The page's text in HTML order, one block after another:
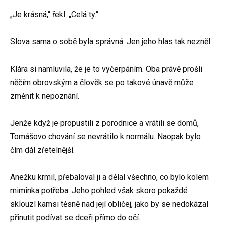
„Je krásná,“ řekl. „Celá ty.“
Slova sama o sobě byla správná. Jen jeho hlas tak nezněl.
Klára si namluvila, že je to vyčerpáním. Oba právě prošli
něčím obrovským a člověk se po takové únavě může
změnit k nepoznání.
Jenže když je propustili z porodnice a vrátili se domů,
Tomášovo chování se nevrátilo k normálu. Naopak bylo
čím dál zřetelnější.
Anežku krmil, přebaloval ji a dělal všechno, co bylo kolem
miminka potřeba. Jeho pohled však skoro pokaždé
sklouzl kamsi těsně nad její obličej, jako by se nedokázal
přinutit podívat se dceři přímo do očí.